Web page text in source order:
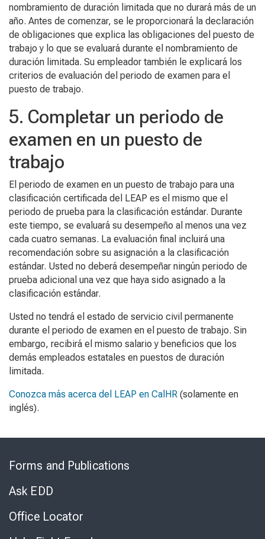
nombramiento de duración limitada que no durará más de un
año. Antes de comenzar, se le proporcionará la declaración
de obligaciones que explica las obligaciones del puesto de
trabajo y lo que se evaluará durante el nombramiento de
duración limitada. Su empleador también le explicará los
criterios de evaluación del periodo de examen para el
puesto de trabajo.
5. Completar un periodo de
examen en un puesto de
trabajo
El periodo de examen en un puesto de trabajo para una
clasificación certificada del LEAP es el mismo que el
periodo de prueba para la clasificación estándar. Durante
este tiempo, se evaluará su desempeño al menos una vez
cada cuatro semanas. La evaluación final incluirá una
recomendación sobre su asignación a la clasificación
estándar. Usted no deberá desempeñar ningún periodo de
prueba adicional una vez que haya sido asignado a la
clasificación estándar.
Usted no tendrá el estado de servicio civil permanente
durante el periodo de examen en el puesto de trabajo. Sin
embargo, recibirá el mismo salario y beneficios que los
demás empleados estatales en puestos de duración
limitada.
Conozca más acerca del LEAP en CalHR (solamente en
inglés).
Forms and Publications
Ask EDD
Office Locator